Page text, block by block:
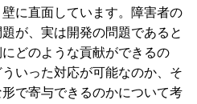
に直面しています。障害者の
が、実は開発の問題であると
どのような貢献ができるの
いった対応が可能なのか、そ
で寄与できるのかについて考